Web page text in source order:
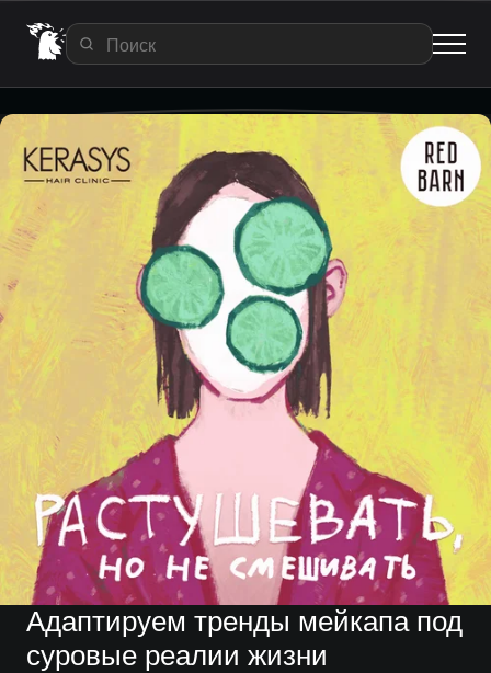
Адаптируем тренды мейкапа под
суровые реалии жизни